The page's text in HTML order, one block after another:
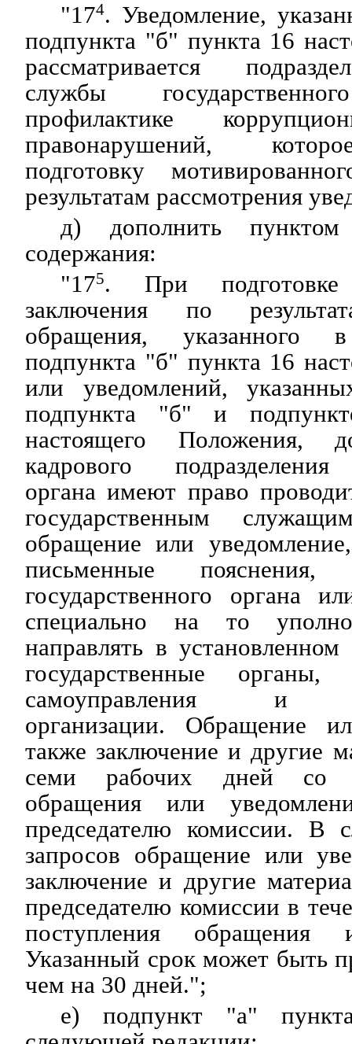
"174. Уведомление,
подпункта "б" пункта 16
рассматривается
службы
профилактике
правонарушений,
подготовку
результатам рассмотрения
д) дополнить
содержания:
"175. При подготовке
заключения по
обращения, указанного
подпункта "б" пункта 16
или уведомлений,
подпункта "б" и
настоящего Положения,
кадрового подразделения
органа имеют право
государственным
обращение или
письменные пояснения,
государственного органа
специально на то
направлять в
государственные
самоуправления и
организации. Обращение
также заключение и другие
семи рабочих дней со
обращения или
председателю комиссии. В
запросов обращение или
заключение и другие
председателю комиссии в
поступления обращения
Указанный срок может быть
чем на 30 дней.";
е) подпункт "а"